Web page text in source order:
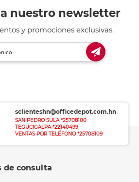
nuestro newsletter
y promociones exclusivas.
sclienteshn@officedepot.com.hn
SAN PEDRO SULA *25708100
TEGUCIGALPA *22140499
VENTAS POR TELÉFONO *25708109
de consulta